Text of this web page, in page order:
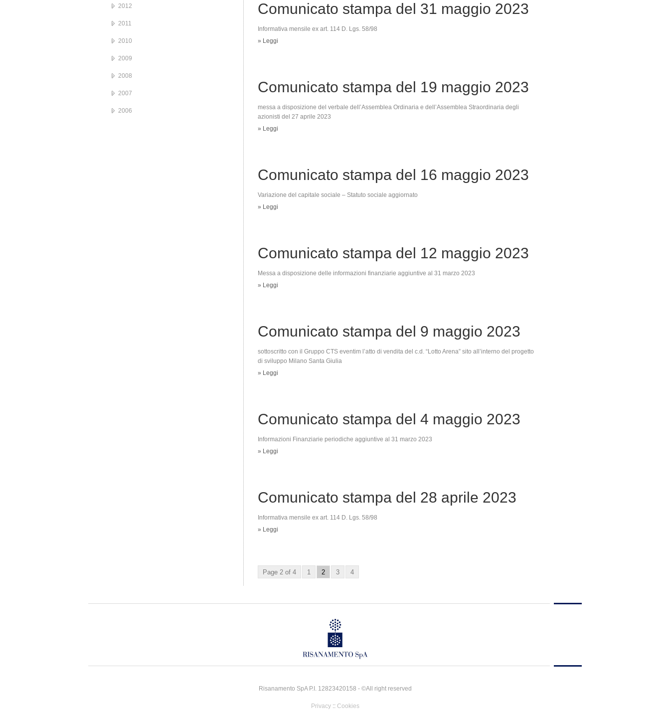
Comunicato stampa del 31 maggio 2023
Informativa mensile ex art. 114 D. Lgs. 58/98
» Leggi
Comunicato stampa del 19 maggio 2023
messa a disposizione del verbale dell’Assemblea Ordinaria e dell’Assemblea Straordinaria degli
azionisti del 27 aprile 2023
» Leggi
Comunicato stampa del 16 maggio 2023
Variazione del capitale sociale – Statuto sociale aggiornato
» Leggi
Comunicato stampa del 12 maggio 2023
Messa a disposizione delle informazioni finanziarie aggiuntive al 31 marzo 2023
» Leggi
Comunicato stampa del 9 maggio 2023
sottoscritto con il Gruppo CTS eventim l’atto di vendita del c.d. “Lotto Arena” sito all’interno del progetto
di sviluppo Milano Santa Giulia
» Leggi
Comunicato stampa del 4 maggio 2023
Informazioni Finanziarie periodiche aggiuntive al 31 marzo 2023
» Leggi
Comunicato stampa del 28 aprile 2023
Informativa mensile ex art. 114 D. Lgs. 58/98
» Leggi
Page 2 of 4 1 2 3 4
2012
2011
2010
2009
2008
2007
2006
Risanamento SpA P.I. 12823420158 - ©All right reserved
Privacy:: Cookies